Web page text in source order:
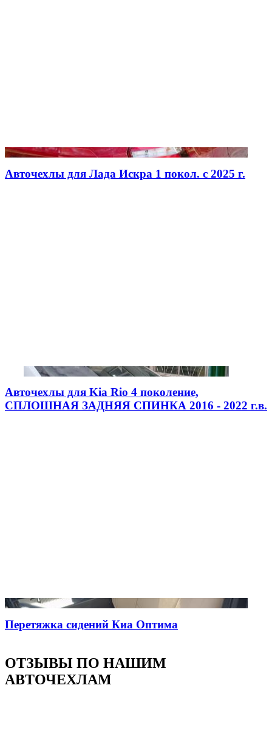
Авточехлы для Лада Искра 1 покол. с 2025 г.
Авточехлы для Kia Rio 4 поколение,
СПЛОШНАЯ ЗАДНЯЯ СПИНКА 2016 - 2022 г.в.
Перетяжка сидений Киа Оптима
ОТЗЫВЫ ПО НАШИМ
АВТОЧЕХЛАМ